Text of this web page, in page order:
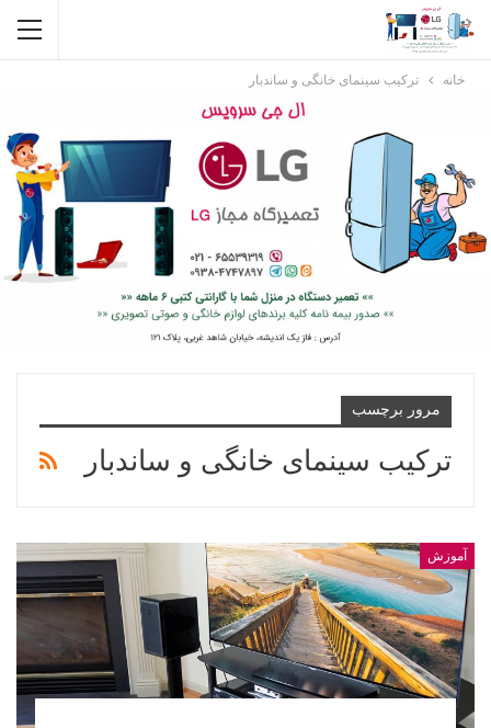
خانه ترکیب سینمای خانگی و ساندبار
مرور برچسب
ترکیب سینمای خانگی و ساندبار
آموزش